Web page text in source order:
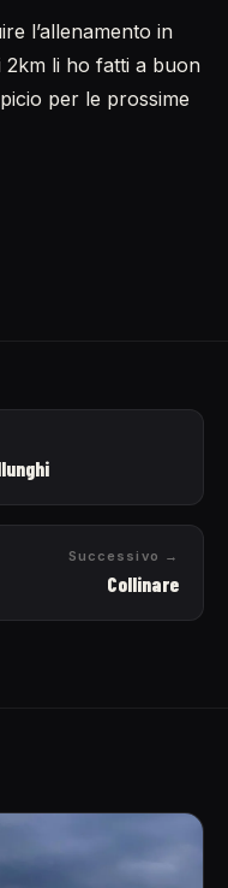
l’allenamento in
2km li ho fatti a buon
per le prossime
Successivo →
Collinare